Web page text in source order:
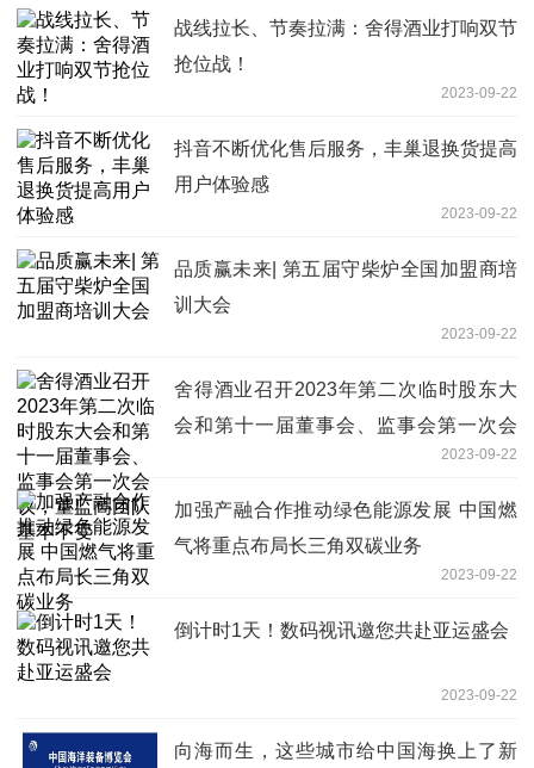
战线拉长、节奏拉满：舍得酒业打响双节
抢位战！
2023-09-22
抖音不断优化售后服务，丰巢退换货提高
用户体验感
2023-09-22
品质赢未来| 第五届守柴炉全国加盟商培
训大会
2023-09-22
舍得酒业召开2023年第二次临时股东大
会和第十一届董事会、监事会第一次会
2023-09-22
加强产融合作推动绿色能源发展 中国燃
气将重点布局长三角双碳业务
2023-09-22
倒计时1天！数码视讯邀您共赴亚运盛会
2023-09-22
向海而生，这些城市给中国海换上了新